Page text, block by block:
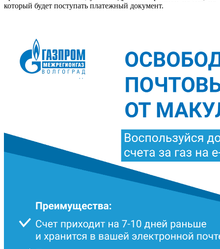
который будет поступать платежный документ.